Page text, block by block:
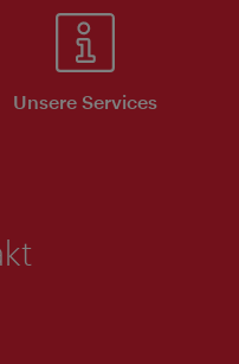
Unsere Services